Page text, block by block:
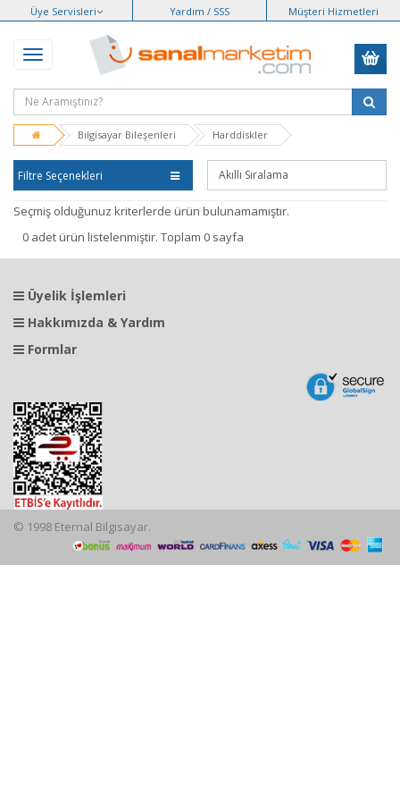
Üye Servisleri Yardım / SSS Müşteri Hizmetleri
Bilgisayar Bileşenleri Harddiskler
Filtre Seçenekleri
Seçmiş olduğunuz kriterlerde ürün bulunamamıştır.
0 adet ürün listelenmiştir. Toplam 0 sayfa
Üyelik İşlemleri
Hakkımızda & Yardım
Formlar
© 1998 Eternal Bilgisayar.